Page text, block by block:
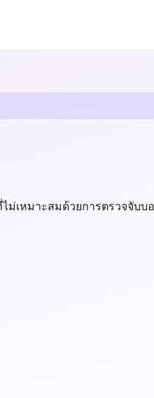
ม่เหมาะสมด้วยการตรวจจับ